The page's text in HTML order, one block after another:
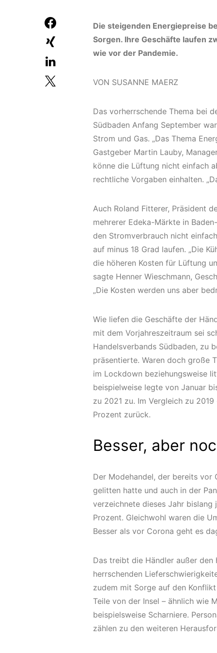
Die steigenden Energiepreise
Sorgen. Ihre Geschäfte laufen
wie vor der Pandemie.
VON SUSANNE MAERZ
Das vorherrschende Thema bei
Südbaden Anfang September
Strom und Gas. „Das Thema
Gastgeber Martin Lauby,
könne die Lüftung nicht einfach
rechtliche Vorgaben einhalten.
Auch Roland Fitterer, Präsident
mehrerer Edeka-Märkte in
den Stromverbrauch nicht
auf minus 18 Grad laufen. „Die
die höheren Kosten für Lüftung
sagte Henner Wieschmann,
„Die Kosten werden uns aber
Wie liefen die Geschäfte der
mit dem Vorjahreszeitraum sei
Handelsverbands Südbaden, zu
präsentierte. Waren doch große
im Lockdown beziehungsweise
beispielweise legte von Januar
zu 2021 zu. Im Vergleich zu
Prozent zurück.
Besser, aber
Der Modehandel, der bereits vor
gelitten hatte und auch in der
verzeichnete dieses Jahr
Prozent. Gleichwohl waren die
Besser als vor Corona geht es
Das treibt die Händler außer den
herrschenden
zudem mit Sorge auf den
Teile von der Insel – ähnlich wie
beispielsweise Scharniere.
zählen zu den weiteren